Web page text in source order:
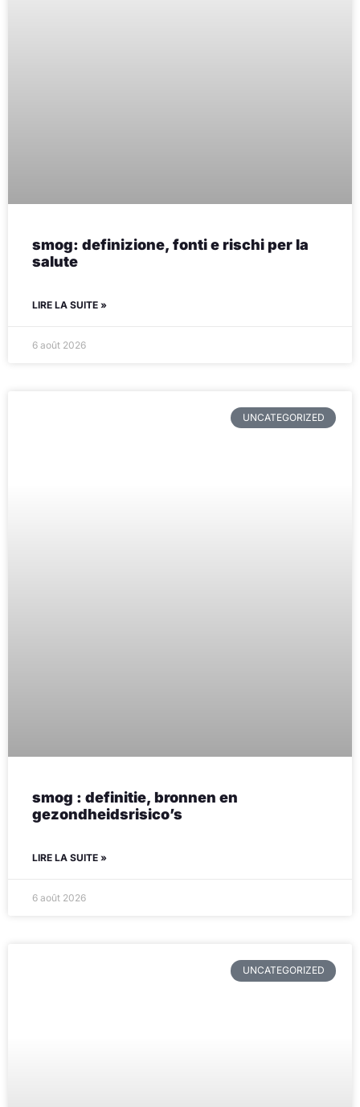
smog: definizione, fonti e rischi per la
salute
LIRE LA SUITE »
6 août 2026
UNCATEGORIZED
smog : definitie, bronnen en
gezondheidsrisico’s
LIRE LA SUITE »
6 août 2026
UNCATEGORIZED